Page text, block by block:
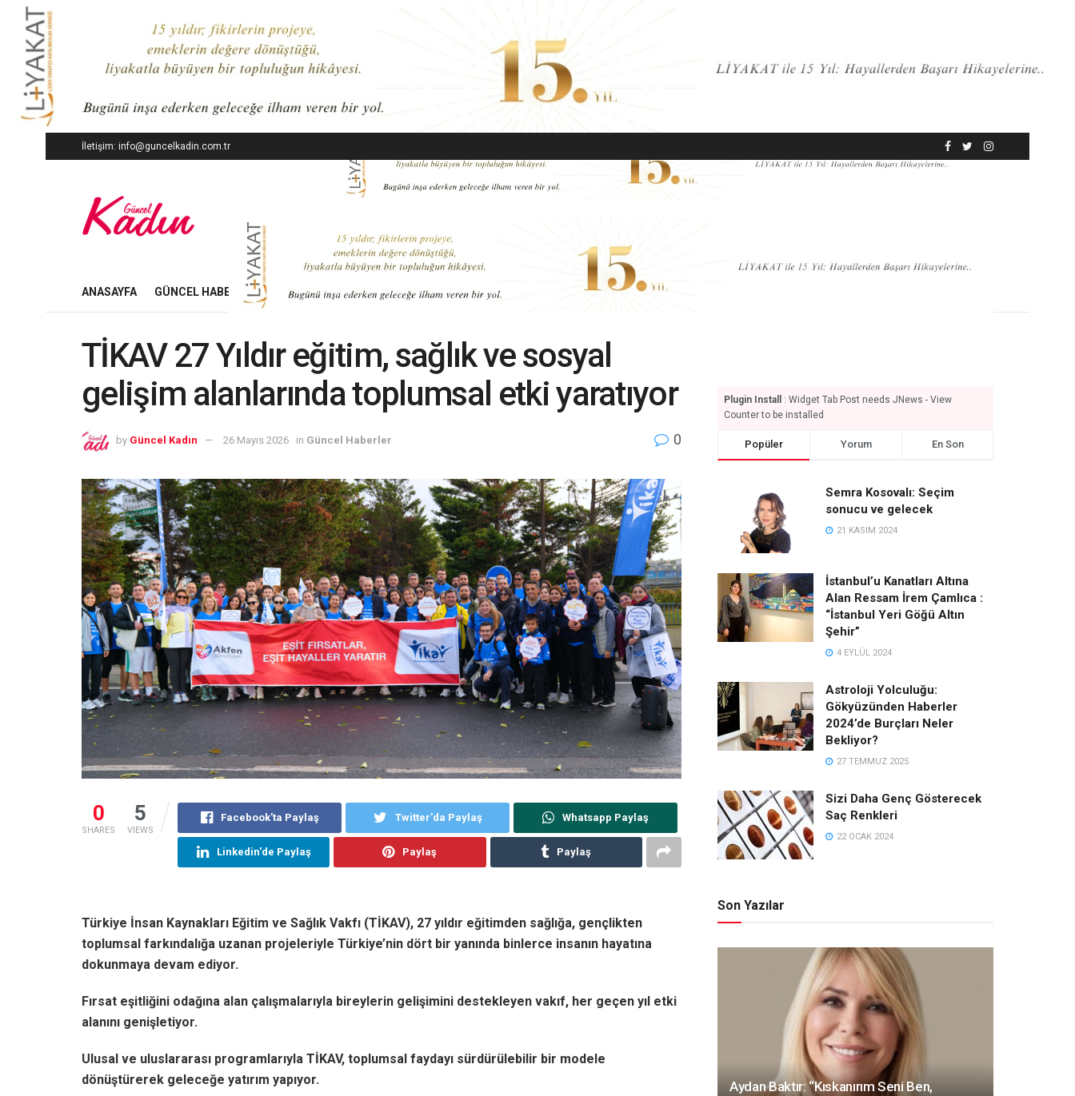
İletişim: info@guncelkadin.com.tr
ANASAYFA GÜNCEL HABERLER İŞ DÜNYASI EKONOMI MODA GÜZELLIK YAŞAM SANAT
TİKAV 27 Yıldır eğitim, sağlık ve sosyal
gelişim alanlarında toplumsal etki yaratıyor
by Güncel Kadın 26 Mayıs 2026 in Güncel Haberler 0
0
SHARES
5
VIEWS
Facebook'ta Paylaş Twitter'da Paylaş Whatsapp Paylaş
Linkedin'de Paylaş Paylaş Paylaş
Türkiye İnsan Kaynakları Eğitim ve Sağlık Vakfı (TİKAV), 27 yıldır eğitimden sağlığa, gençlikten
toplumsal farkındalığa uzanan projeleriyle Türkiye’nin dört bir yanında binlerce insanın hayatına
dokunmaya devam ediyor.
Fırsat eşitliğini odağına alan çalışmalarıyla bireylerin gelişimini destekleyen vakıf, her geçen yıl etki
alanını genişletiyor.
Ulusal ve uluslararası programlarıyla TİKAV, toplumsal faydayı sürdürülebilir bir modele
dönüştürerek geleceğe yatırım yapıyor.
Plugin Install
: Widget Tab Post needs JNews - View
Counter to be installed
Popüler Yorum En Son
Semra Kosovalı: Seçim
sonucu ve gelecek
21 KASIM 2024
İstanbul’u Kanatları Altına
Alan Ressam İrem Çamlıca :
“İstanbul Yeri Göğü Altın
Şehir”
4 EYLÜL 2024
Astroloji Yolculuğu:
Gökyüzünden Haberler
2024’de Burçları Neler
Bekliyor?
27 TEMMUZ 2025
Sizi Daha Genç Gösterecek
Saç Renkleri
22 OCAK 2024
Son Yazılar
Aydan Baktır: “Kıskanırım Seni Ben,